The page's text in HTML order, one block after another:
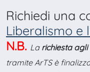
Richiedi una
Liberalismo e
N.B. La richiesta
tramite ArTS è